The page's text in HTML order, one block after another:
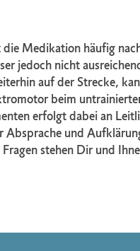
Medikation häufig
jedoch nicht
auf der Strecke,
beim
erfolgt dabei an
Absprache und
stehen Dir und